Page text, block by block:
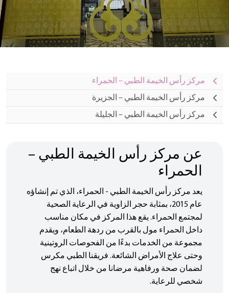
مركز رأس الخيمة الطبي – الحمراء
مركز رأس الخيمة الطبي – الجزيرة
مركز رأس الخيمة الطبي – الجليلة
عن مركز رأس الخيمة الطبي –
الحمراء
يعد مركز رأس الخيمة الطبي - الحمراء، الذي تم إنشاؤه
عام 2015، بمثابة حجر الزاوية في الرعاية الصحية
لمجتمع الحمراء. يقع هذا المركز في مكان مناسب
داخل الحمراء مول بالقرب من ردهة الطعام، ويقدم
مجموعة من الخدمات بدءًا من الفحوصات الروتينية
وحتى علاج الأمراض الشائعة. فريقنا الطبي مكرس
لضمان صحة ورفاهية مرضانا من خلال اتباع نهج
شخصي للرعاية.